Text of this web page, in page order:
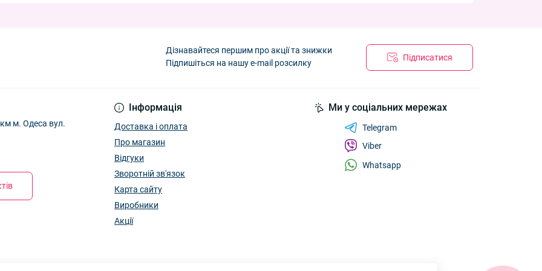
Оптом 26Д59
Дізнавайтеся першим про акції та знижки
Підпишіться на нашу e-mail розсилку
Підписатися
м. Одеса вул.
Інформація
Доставка і оплата
Про магазин
Відгуки
Зворотній зв'язок
Карта сайту
Виробники
Акції
Ми у соціальних мережах
Telegram
Viber
Whatsapp